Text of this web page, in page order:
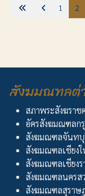
1 2
สังฆมณฑลต่า
สภาพระสังฆรา
อัครสังฆมณฑลก
สังฆมณฑลจันท
สังฆมณฑลเชียง
สังฆมณฑลเชียงร
สังฆมณฑลนครส
สังฆมณฑลสุราษ